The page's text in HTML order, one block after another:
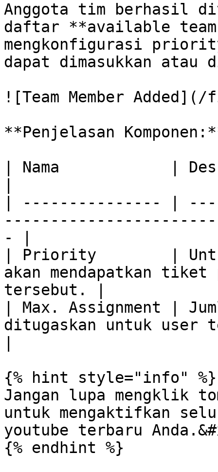
Anggota tim berhasil
daftar **available
mengkonfigurasi
dapat dimasukkan atau
![Team Member Added](/
**Penjelasan
| Nama            |
| --------------- |
- |
| Priority        | Untuk
akan mendapatkan tiket
tersebut. |
| Max. Assignment |
ditugaskan untuk user
{% hint style="info" %}
Jangan lupa mengklik
untuk mengaktifkan
youtube terbaru